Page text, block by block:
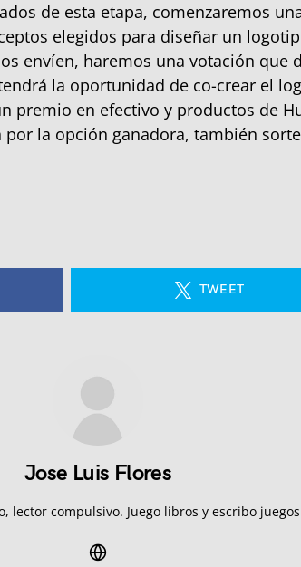
de esta etapa, comenzaremos
elegidos para diseñar un
envíen, haremos una votación que
la oportunidad de co-crear el
premio en efectivo y productos de
la opción ganadora, también
TWEET
Jose Luis Flores
lector compulsivo. Juego libros y escribo